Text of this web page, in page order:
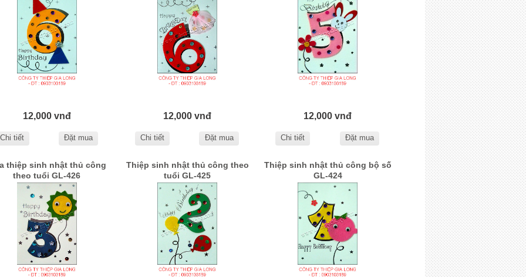
12,000 vnđ
Chi tiết Đặt mua
12,000 vnđ
Chi tiết Đặt mua
12,000 vnđ
Chi tiết Đặt mua
thiệp sinh nhật thủ công
theo tuổi GL-426
Thiệp sinh nhật thủ công theo
tuổi GL-425
Thiệp sinh nhật thủ công bộ số
GL-424